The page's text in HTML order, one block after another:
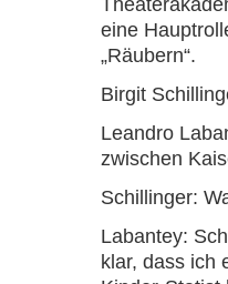
eine
„Räubern“.
Birgit
Leandro
zwischen
Schillinger:
Labantey:
klar, dass ich